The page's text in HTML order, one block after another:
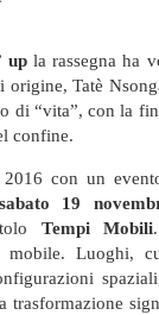
upla rassegna ha
Tatè
di “vita”, con la
confine.
con un
sabato 19
Tempi Mobili
Luoghi,
trasformazione